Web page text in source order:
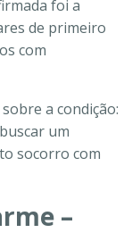
foi a
de primeiro
com
a condição:
um
socorro com
–